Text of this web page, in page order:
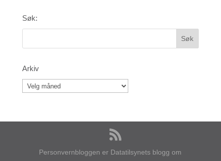
Søk:
Arkiv
Personvernbloggen er Datatilsynets blogg om